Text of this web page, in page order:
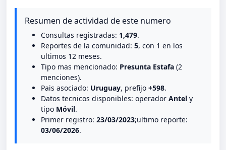
Resumen de actividad de este numero
Consultas registradas: 1,479.
Reportes de la comunidad: 5, con 1 en los
ultimos 12 meses.
Tipo mas mencionado: Presunta Estafa (2
menciones).
Pais asociado: Uruguay, prefijo +598.
Datos tecnicos disponibles: operador Antel y
tipo Móvil.
Primer registro: 23/03/2023;ultimo reporte:
03/06/2026.